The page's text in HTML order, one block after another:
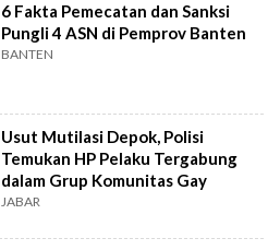
6 Fakta Pemecatan dan Sanksi
Pungli 4 ASN di Pemprov Banten
BANTEN
Usut Mutilasi Depok, Polisi
Temukan HP Pelaku Tergabung
dalam Grup Komunitas Gay
JABAR